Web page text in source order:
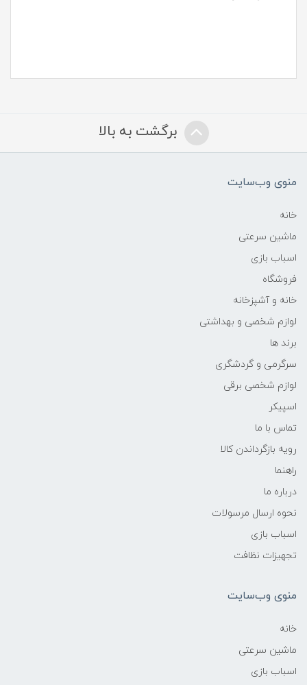
برگشت به بالا
منوی وب‌سایت
خانه
ماشین سرعتی
اسباب بازی
فروشگاه
خانه و آشپزخانه
لوازم شخصی و بهداشتی
برند ها
سرگرمی و گردشگری
لوازم شخصی برقی
اسپیکر
تماس با ما
رویه بازگرداندن کالا
راهنما
درباره ما
نحوه ارسال مرسولات
اسباب بازی
تجهیزات نظافت
منوی وب‌سایت
خانه
ماشین سرعتی
اسباب بازی